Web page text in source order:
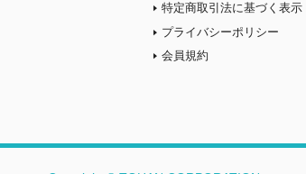
特定商取引法に基づく表示
プライバシーポリシー
会員規約